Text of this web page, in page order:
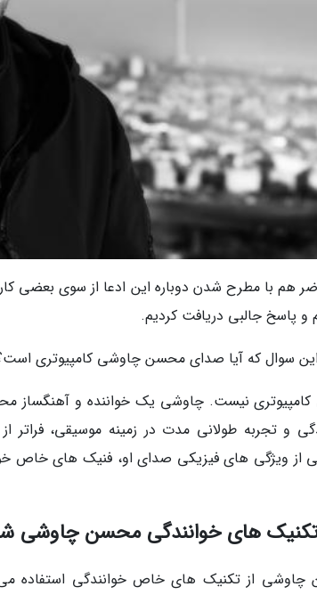
هم با مطرح شدن دوباره این ادعا از سوی بعضی
پاسخ جالبی دریافت کردیم.
سوال که آیا صدای محسن چاوشی کامپیوتری
نیست. چاوشی یک خواننده و آهنگساز
و تجربه طولانی مدت در زمینه موسیقی، فراتر
از ویژگی های فیزیکی صدای او، فنیک های خاص
تکنیک های خوانندگی محسن چاوشی
از تکنیک های خاص خوانندگی استفاده می